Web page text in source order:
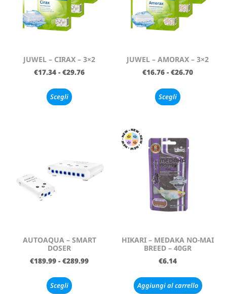
JUWEL – CIRAX – 3×2
€17.34 - €29.76
Scegli
JUWEL – AMORAX – 3×2
€16.76 - €26.70
Scegli
AUTOAQUA – SMART
DOSER
€189.99 - €289.99
Scegli
HIKARI – MEDAKA NO-MAI
BREED – 40GR
€6.14
Aggiungi al carrello